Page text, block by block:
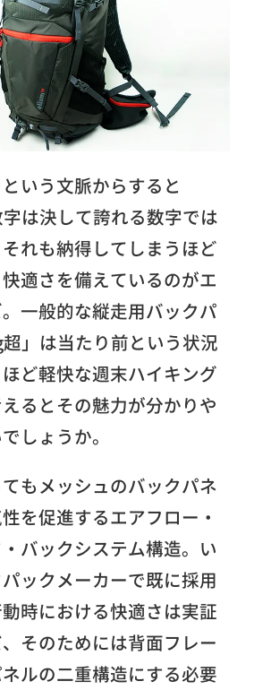
いう文脈からすると
は決して誇れる数字では
れも納得してしまうほど
適さを備えているのがエ
一般的な縦走用バックパ
」は当たり前という状況
ど軽快な週末ハイキング
るとその魅力が分かりや
しょうか。
もメッシュのバックパネ
を促進するエアフロー・
バックシステム構造。い
ックメーカーで既に採用
時における快適さは実証
そのためには背面フレー
ルの二重構造にする必要